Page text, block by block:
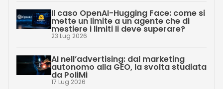
Il caso OpenAI-Hugging Face: come si
mette un limite a un agente che di
mestiere i limiti li deve superare?
23 Lug 2026
AI nell’advertising: dal marketing
autonomo alla GEO, la svolta studiata
da PoliMi
17 Lug 2026